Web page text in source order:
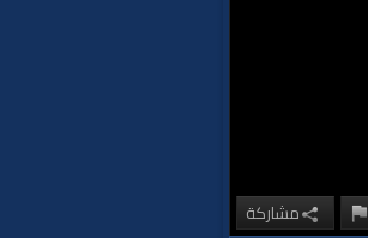
مشاركة